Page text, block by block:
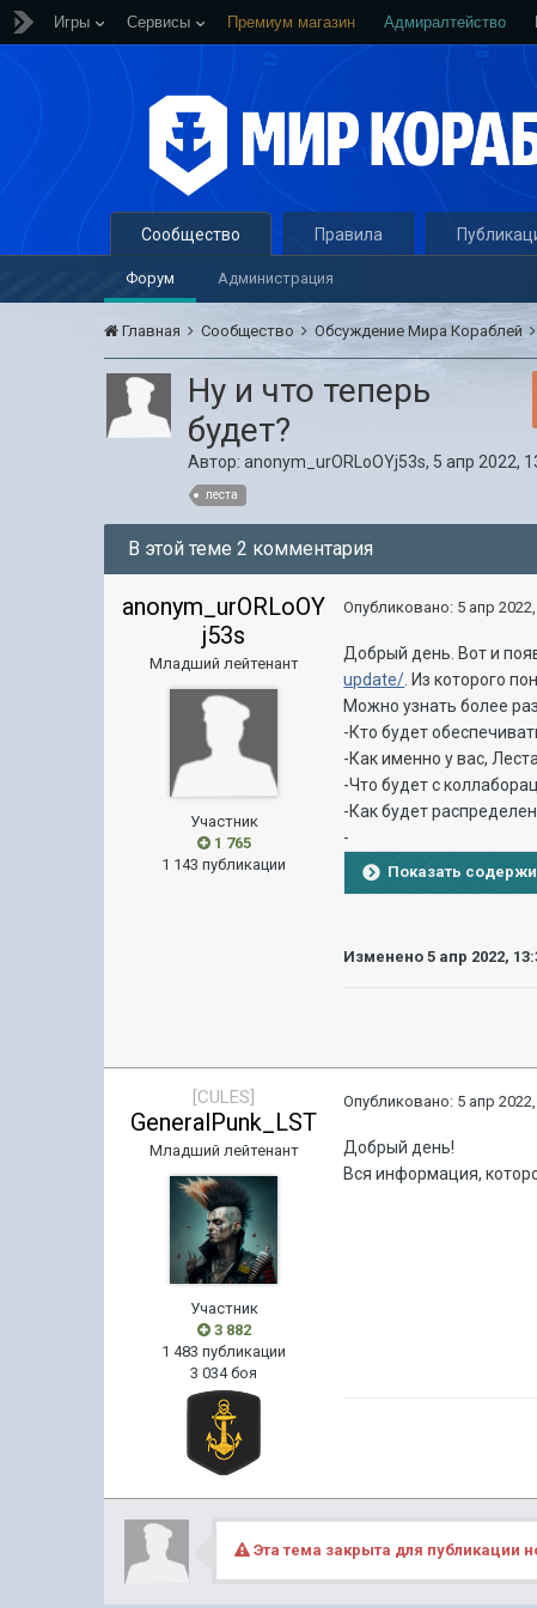
Игры Сервисы Премиум магазин Адмиралтейство
Сообщество
Форум Администрация
Правила
Главная Сообщество Обсуждение Мира Кораблей
Ну и что теперь
будет?
Автор:anonym_urORLoOYj53s, 5 апр 2022,
леста
В этой теме 2 комментария
anonym_urORLoOY
j53s
Младший лейтенант
Участник
1 765
1 143 публикации
Опубликовано: 5 апр
Добрый день. Вот и
update/ . Из которого
Можно узнать более
-Кто будет
-Как именно у вас,
-Что будет с
-Как будет
-
Показать
Изменено5 апр 2022,
[CULES]
GeneralPunk_LST
Младший лейтенант
Участник
3 882
1 483 публикации
3 034 боя
Опубликовано: 5 апр
Добрый день!
Вся информация,
Эта тема закрыта для публикации